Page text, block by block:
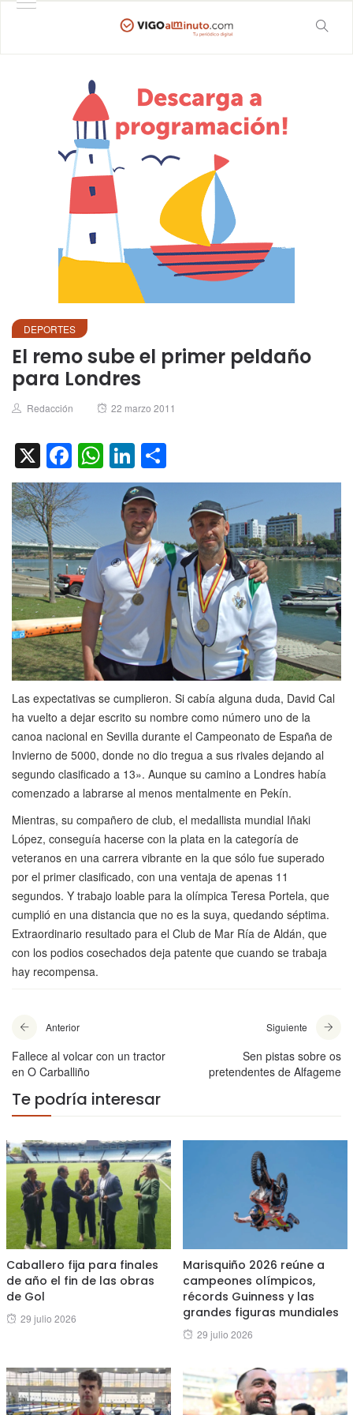
DEPORTES
El remo sube el primer peldaño
para Londres
Author
Redacción
Posted
22 marzo 2011
X Facebook
WhatsApp
LinkedIn
Las expectativas se cumplieron. Si cabía alguna duda, David Cal
ha vuelto a dejar escrito su nombre como número uno de la
canoa nacional en Sevilla durante el Campeonato de España de
Invierno de 5000, donde no dio tregua a sus rivales dejando al
segundo clasificado a 13». Aunque su camino a Londres había
comenzado a labrarse al menos mentalmente en Pekín.
Mientras, su compañero de club, el medallista mundial Iñaki
López, conseguía hacerse con la plata en la categoría de
veteranos en una carrera vibrante en la que sólo fue superado
por el primer clasificado, con una ventaja de apenas 11
segundos. Y trabajo loable para la olímpica Teresa Portela, que
cumplió en una distancia que no es la suya, quedando séptima.
Extraordinario resultado para el Club de Mar Ría de Aldán, que
con los podios cosechados deja patente que cuando se trabaja
hay recompensa.
Anterior
Fallece al volcar con un tractor
en O Carballiño
Siguiente
Sen pistas sobre os
pretendentes de Alfageme
Te podría interesar
Caballero fija para finales
de año el fin de las obras
de Gol
Posted
29 julio 2026
Marisquiño 2026 reúne a
campeones olímpicos,
récords Guinness y las
grandes figuras mundiales
Posted
29 julio 2026